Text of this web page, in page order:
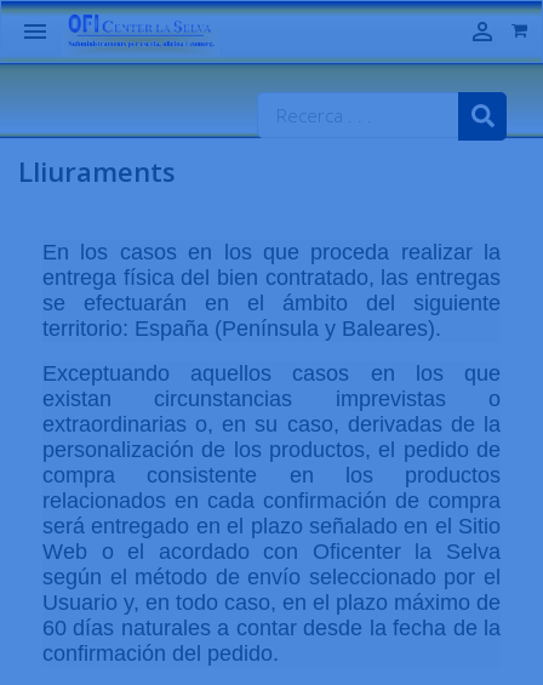
 
Lliuraments
En los casos en los que proceda realizar la
entrega física del bien contratado, las entregas
se efectuarán en el ámbito del siguiente
territorio: España (Península y Baleares).
Exceptuando aquellos casos en los que
existan circunstancias imprevistas o
extraordinarias o, en su caso, derivadas de la
personalización de los productos, el pedido de
compra consistente en los productos
relacionados en cada confirmación de compra
será entregado en el plazo señalado en el Sitio
Web o el acordado con Oficenter la Selva
según el método de envío seleccionado por el
Usuario y, en todo caso, en el plazo máximo de
60 días naturales a contar desde la fecha de la
confirmación del pedido.